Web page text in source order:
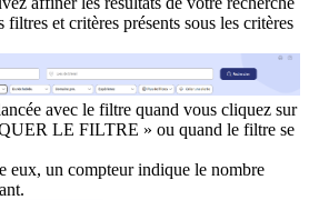
filtres et critères présents sous les critères
avec le filtre quand vous cliquez sur
LE FILTRE » ou quand le filtre se
eux, un compteur indique le nombre